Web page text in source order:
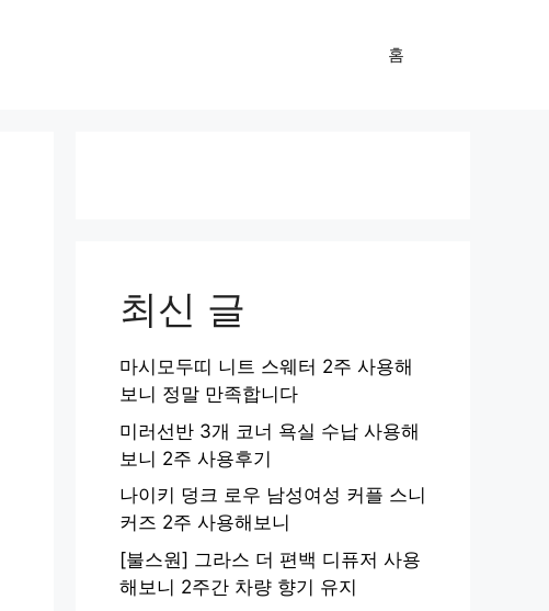
홈
최신 글
마시모두띠 니트 스웨터 2주 사용해
보니 정말 만족합니다
미러선반 3개 코너 욕실 수납 사용해
보니 2주 사용후기
나이키 덩크 로우 남성여성 커플 스니
커즈 2주 사용해보니
[불스원] 그라스 더 편백 디퓨저 사용
해보니 2주간 차량 향기 유지